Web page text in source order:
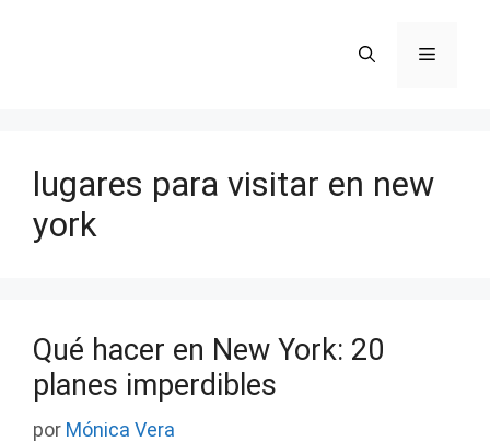
Menú
lugares para visitar en new
york
Qué hacer en New York: 20
planes imperdibles
por Mónica Vera